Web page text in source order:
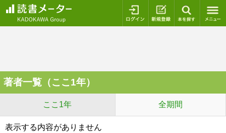
ログイン 新規登録
著者一覧（ここ1年）
ここ1年 全期間
表示する内容がありません